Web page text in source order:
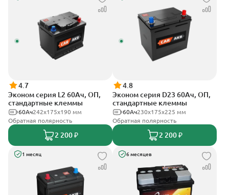
4.7
Эконом серия L2 60Ач, ОП,
стандартные клеммы
242х175х190 мм
60Ач
Обратная полярность
2 200 ₽
4.8
Эконом серия D23 60Ач, ОП,
стандартные клеммы
230x175x225 мм
60Ач
Обратная полярность
2 200 ₽
1 месяц 6 месяцев